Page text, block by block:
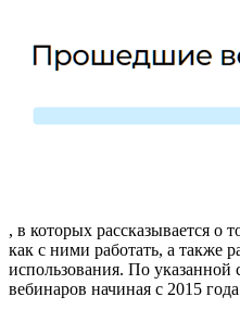
, в которых рассказывается о
как с ними работать, а также
использования. По указанной
вебинаров начиная с 2015